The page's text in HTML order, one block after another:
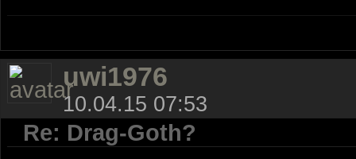
uwi1976
10.04.15 07:53
Re: Drag-Goth?